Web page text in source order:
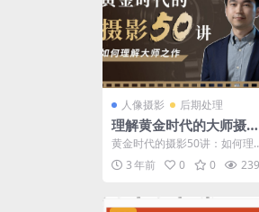
人像摄影 后期处理
理解黄金时代的大师摄影5
0讲
黄金时代的摄影50讲：如何理
大师之作. 黄金时代的摄影50
讲：如何理解大师之作...
3 年前 0 0 239